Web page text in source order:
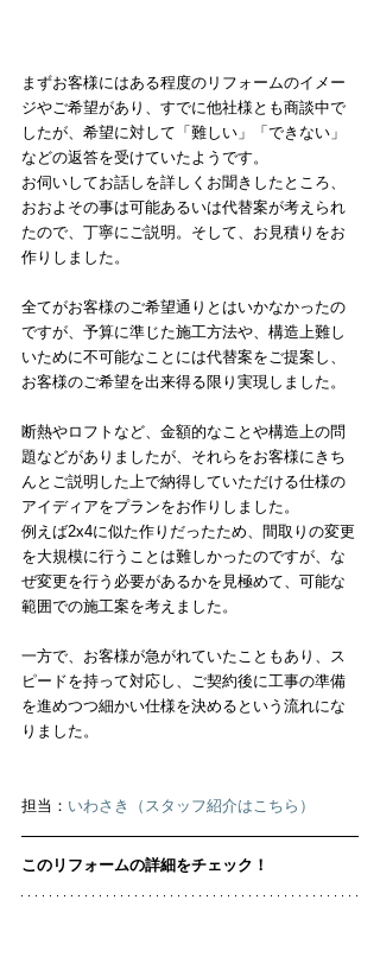
まずお客様にはある程度のリフォームのイメー
ジやご希望があり、すでに他社様とも商談中で
したが、希望に対して「難しい」「できない」
などの返答を受けていたようです。
お伺いしてお話しを詳しくお聞きしたところ、
おおよその事は可能あるいは代替案が考えられ
たので、丁寧にご説明。そして、お見積りをお
作りしました。
全てがお客様のご希望通りとはいかなかったの
ですが、予算に準じた施工方法や、構造上難し
いために不可能なことには代替案をご提案し、
お客様のご希望を出来得る限り実現しました。
断熱やロフトなど、金額的なことや構造上の問
題などがありましたが、それらをお客様にきち
んとご説明した上で納得していただける仕様の
アイディアをプランをお作りしました。
例えば2x4に似た作りだったため、間取りの変更
を大規模に行うことは難しかったのですが、な
ぜ変更を行う必要があるかを見極めて、可能な
範囲での施工案を考えました。
一方で、お客様が急がれていたこともあり、ス
ピードを持って対応し、ご契約後に工事の準備
を進めつつ細かい仕様を決めるという流れにな
りました。
担当： いわさき（スタッフ紹介はこちら）
このリフォームの詳細をチェック！